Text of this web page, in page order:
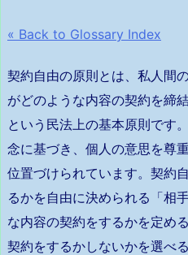
« Back to Glossary Index
契約自由の原則とは、私人間
がどのような内容の契約を締
という民法上の基本原則です
念に基づき、個人の意思を尊
位置づけられています。契約
るかを自由に決められる「相
な内容の契約をするかを定め
契約をするかしないかを選べ